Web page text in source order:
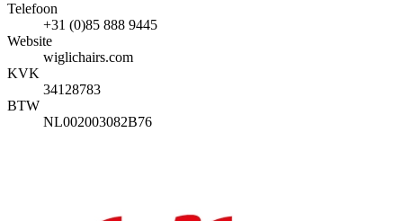
Telefoon
+31 (0)85 888 9445
Website
wiglichairs.com
KVK
34128783
BTW
NL002003082B76